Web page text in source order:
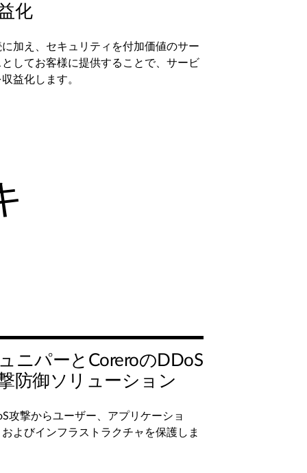
化
加え、セキュリティを付加価値のサー
としてお客様に提供することで、サービ
益化します。
ニパーとCoreroのDDoS
防御ソリューション
攻撃からユーザー、アプリケーショ
およびインフラストラクチャを保護しま